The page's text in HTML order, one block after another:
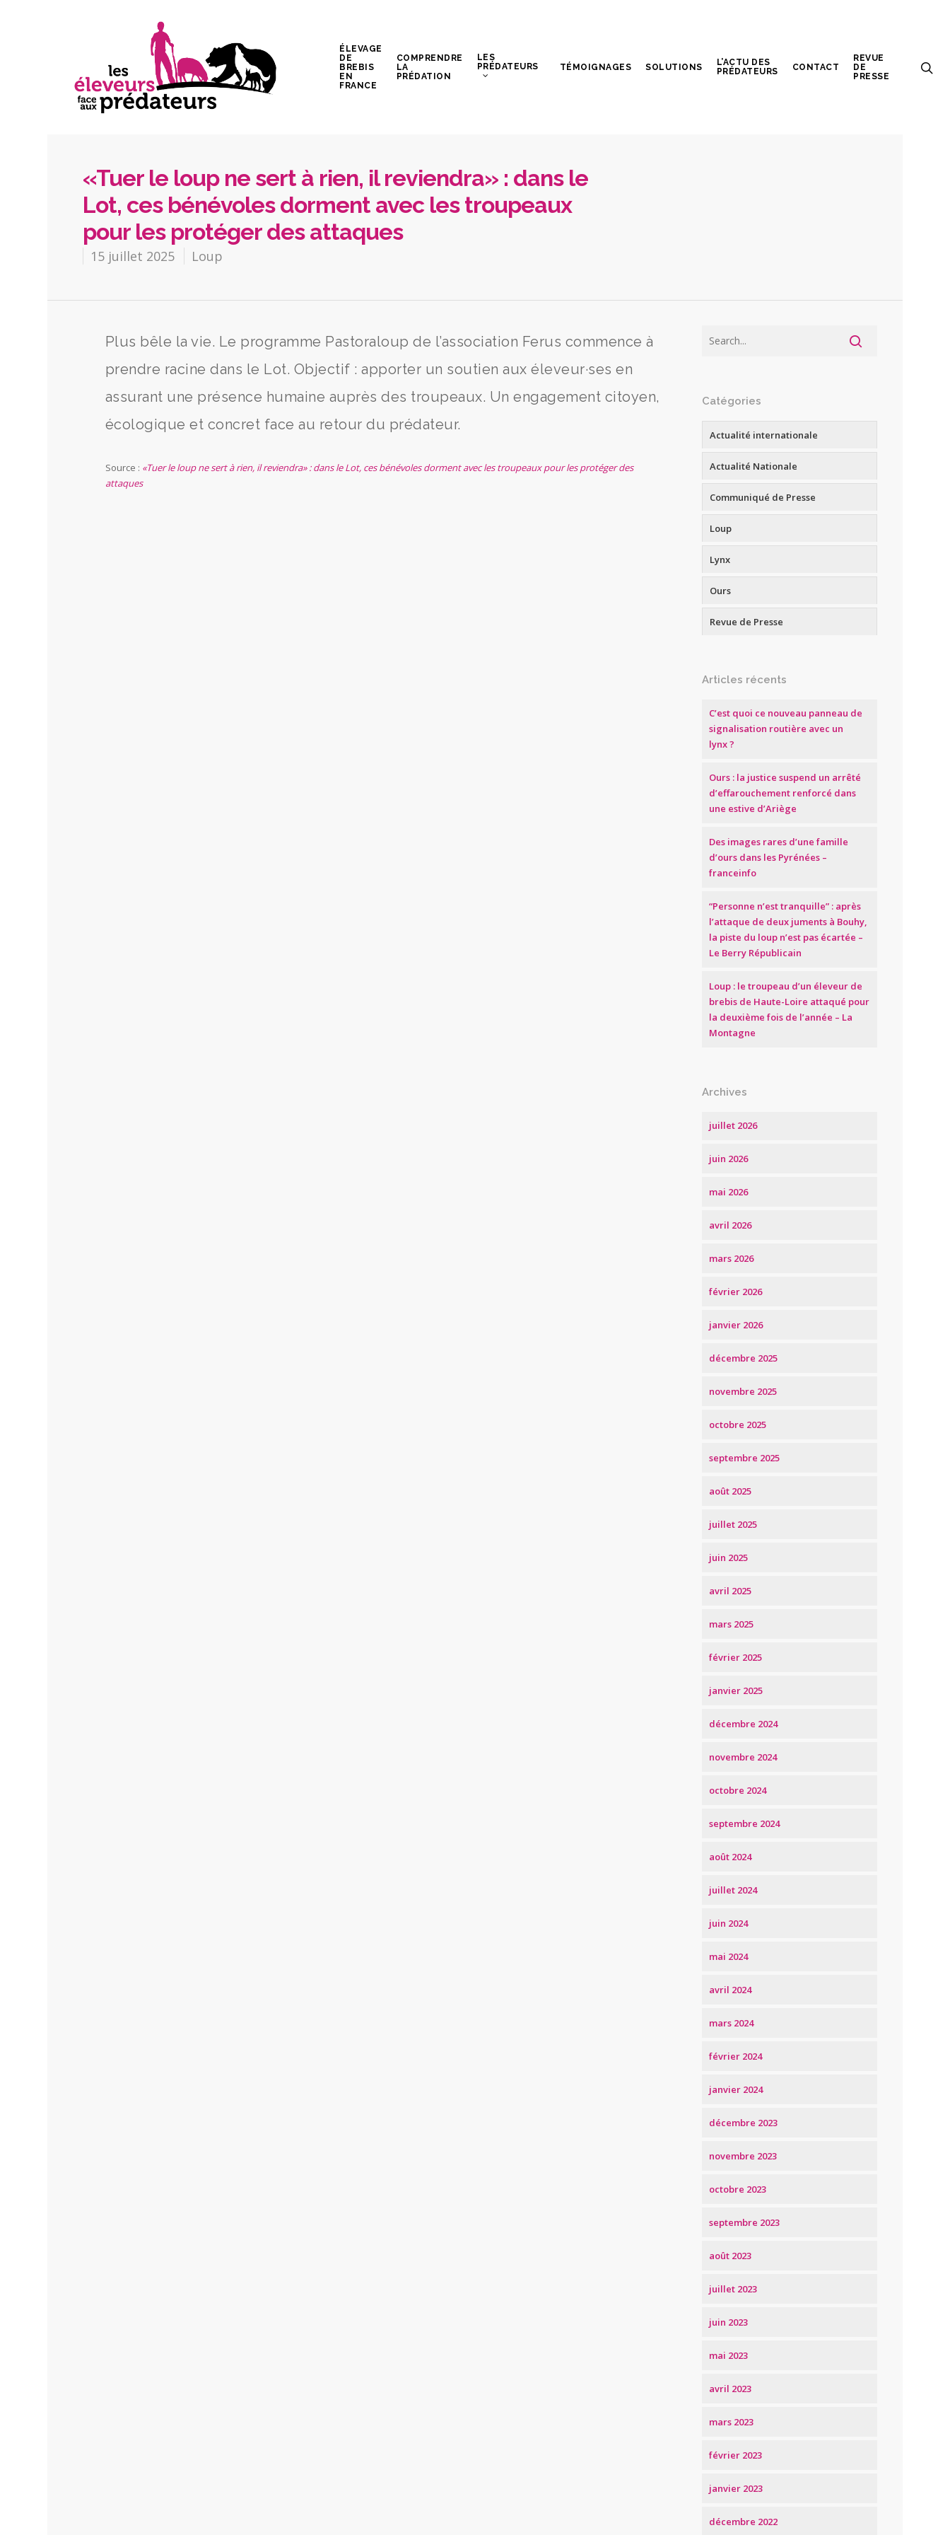
ÉLEVAGE
DE
BREBIS
EN
FRANCE
COMPRENDRE
LA
PRÉDATION
LES
PRÉDATEURS
TÉMOIGNAGES SOLUTIONS
L’ACTU DES
PRÉDATEURS
CONTACT
REVUE
DE
PRESSE
«Tuer le loup ne sert à rien, il reviendra» : dans le
Lot, ces bénévoles dorment avec les troupeaux
pour les protéger des attaques
15 juillet 2025 Loup
Plus bêle la vie. Le programme Pastoraloup de l’association Ferus commence à
prendre racine dans le Lot. Objectif : apporter un soutien aux éleveur·ses en
assurant une présence humaine auprès des troupeaux. Un engagement citoyen,
écologique et concret face au retour du prédateur.
Source : «Tuer le loup ne sert à rien, il reviendra» : dans le Lot, ces bénévoles dorment avec les troupeaux pour les protéger des
attaques
Catégories
Actualité internationale
Actualité Nationale
Communiqué de Presse
Loup
Lynx
Ours
Revue de Presse
Articles récents
C’est quoi ce nouveau panneau de
signalisation routière avec un
lynx ?
Ours : la justice suspend un arrêté
d’effarouchement renforcé dans
une estive d’Ariège
Des images rares d’une famille
d’ours dans les Pyrénées –
franceinfo
“Personne n’est tranquille” : après
l’attaque de deux juments à Bouhy,
la piste du loup n’est pas écartée –
Le Berry Républicain
Loup : le troupeau d’un éleveur de
brebis de Haute-Loire attaqué pour
la deuxième fois de l’année – La
Montagne
Archives
juillet 2026
juin 2026
mai 2026
avril 2026
mars 2026
février 2026
janvier 2026
décembre 2025
novembre 2025
octobre 2025
septembre 2025
août 2025
juillet 2025
juin 2025
avril 2025
mars 2025
février 2025
janvier 2025
décembre 2024
novembre 2024
octobre 2024
septembre 2024
août 2024
juillet 2024
juin 2024
mai 2024
avril 2024
mars 2024
février 2024
janvier 2024
décembre 2023
novembre 2023
octobre 2023
septembre 2023
août 2023
juillet 2023
juin 2023
mai 2023
avril 2023
mars 2023
février 2023
janvier 2023
décembre 2022